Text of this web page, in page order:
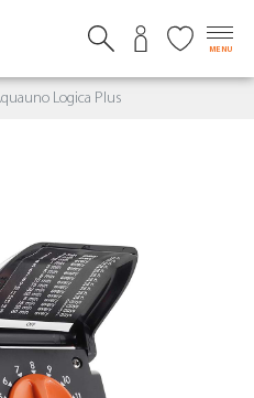
MENU
Logica Plus